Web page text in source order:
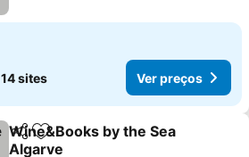
14 sites Ver preços
PartilharAdicionar aos favoritos
Wine&Books by the Sea
Algarve